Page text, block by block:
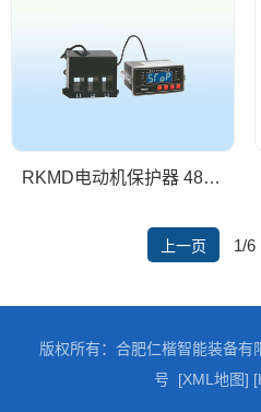
RKMD电动机保护器 48分体式
上一页 1/6
版权所有：合肥仁楷智能装备有
号
[XML地图]